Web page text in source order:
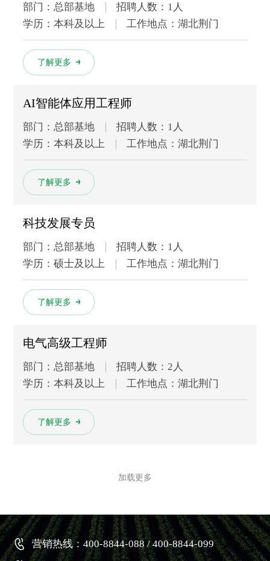
部门：总部基地
招聘人数：1人
学历：本科及以上
工作地点：湖北荆门
了解更多
AI智能体应用工程师
部门：总部基地
招聘人数：1人
学历：本科及以上
工作地点：湖北荆门
了解更多
科技发展专员
部门：总部基地
招聘人数：1人
学历：硕士及以上
工作地点：湖北荆门
了解更多
电气高级工程师
部门：总部基地
招聘人数：2人
学历：本科及以上
工作地点：湖北荆门
了解更多
加载更多
营销热线：400-8844-088 / 400-8844-099